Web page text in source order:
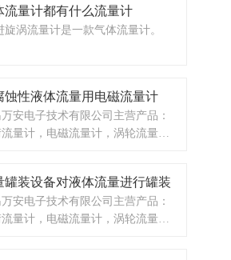
流量计都有什么流量计
旋涡流量计是一款气体流量计。
蚀性液体流量用电磁流量计
安电子技术有限公司主营产品：
量计，电磁流量计，涡轮流量
，显示仪表，热量表，差压式仪
析仪器，水质监测设备，压力仪
，以及承接电气自动化项目。欢迎
罐装设备对液体流量进行罐装
安电子技术有限公司主营产品：
量计，电磁流量计，涡轮流量